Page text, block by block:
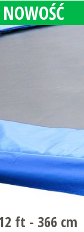
NOWOŚĆ
ft - 366 cm